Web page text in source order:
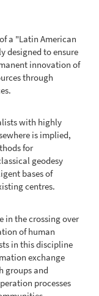
a "Latin American
designed to ensure
innovation of
through
with highly
is implied,
for
geodesy
bases of
centres.
in the crossing over
of human
in this discipline
exchange
groups and
processes